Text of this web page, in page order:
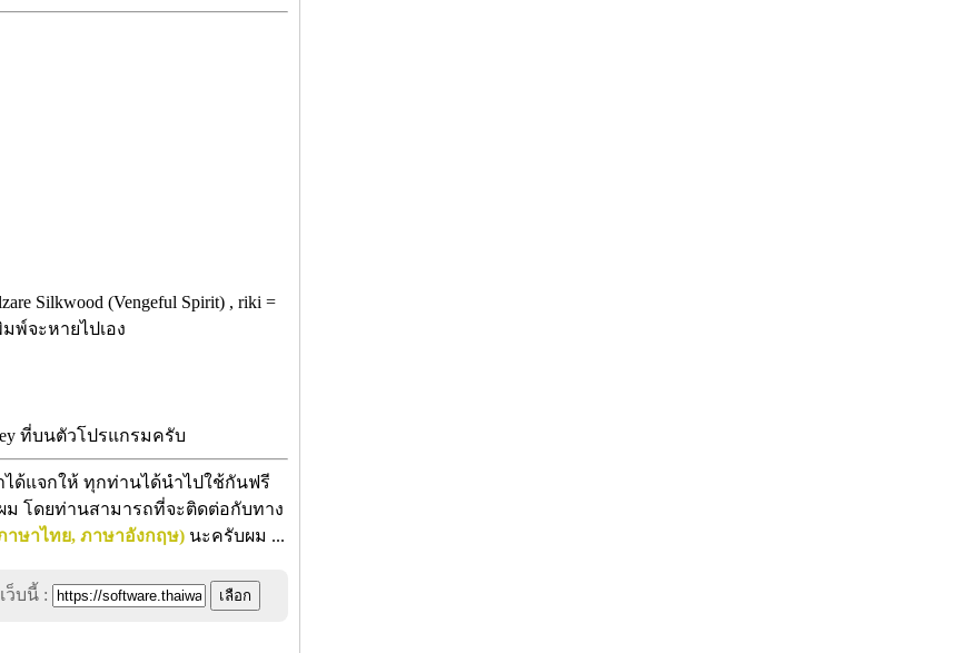
Silkwood (Vengeful Spirit) , riki =
พ์จะหายไปเอง
ที่บนตัวโปรแกรมครับ
ได้แจกให้ ทุกท่านได้นำไปใช้กันฟรี
ม โดยท่านสามารถที่จะติดต่อกับทาง
าษาไทย, ภาษาอังกฤษ) นะครับผม ...
ว็บนี้ :